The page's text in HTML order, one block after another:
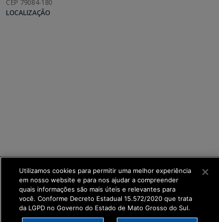
CEP 79084-180
LOCALIZAÇÃO
SETDIG | Secretaria-Executiva de Transformação
Digital
Utilizamos cookies para permitir uma melhor experiência
em nosso website e para nos ajudar a compreender
quais informações são mais úteis e relevantes para
você. Conforme Decreto Estadual 15.572/2020 que trata
da LGPD no Governo do Estado de Mato Grosso do Sul.